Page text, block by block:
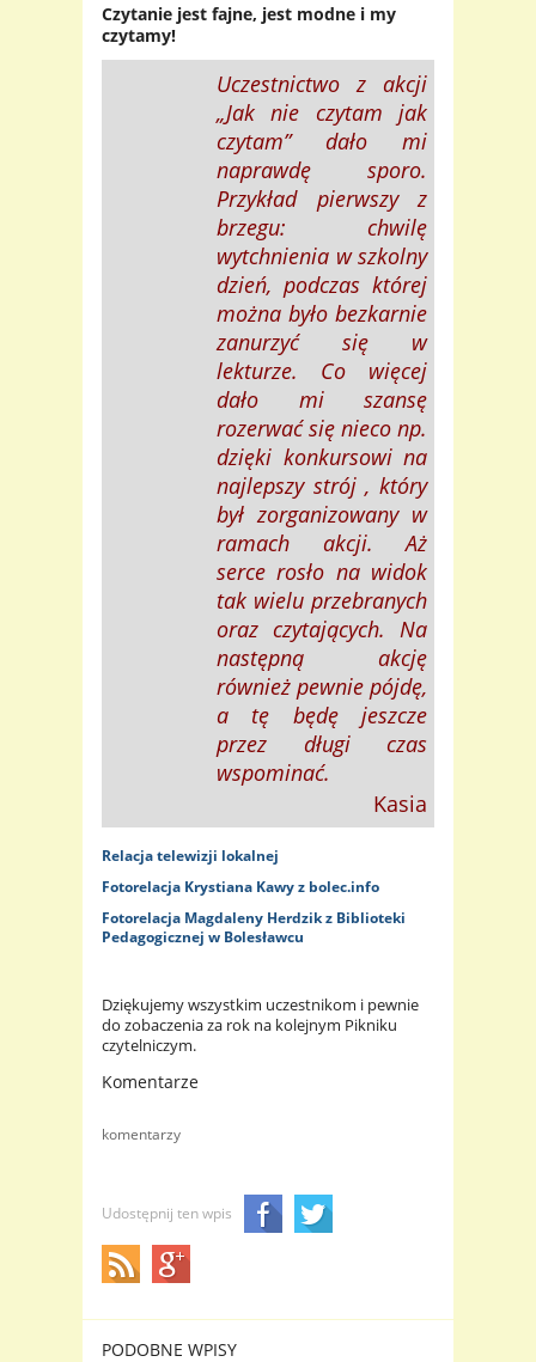
Czytanie jest fajne, jest modne i my
czytamy!
Uczestnictwo z akcji
„Jak nie czytam jak
czytam” dało mi
naprawdę sporo.
Przykład pierwszy z
brzegu: chwilę
wytchnienia w szkolny
dzień, podczas której
można było bezkarnie
zanurzyć się w
lekturze. Co więcej
dało mi szansę
rozerwać się nieco np.
dzięki konkursowi na
najlepszy strój , który
był zorganizowany w
ramach akcji. Aż
serce rosło na widok
tak wielu przebranych
oraz czytających. Na
następną akcję
również pewnie pójdę,
a tę będę jeszcze
przez długi czas
wspominać.
Kasia
Relacja telewizji lokalnej
Fotorelacja Krystiana Kawy z bolec.info
Fotorelacja Magdaleny Herdzik z Biblioteki
Pedagogicznej w Bolesławcu
Dziękujemy wszystkim uczestnikom i pewnie
do zobaczenia za rok na kolejnym Pikniku
czytelniczym.
Komentarze
komentarzy
Udostępnij ten wpis
PODOBNE WPISY